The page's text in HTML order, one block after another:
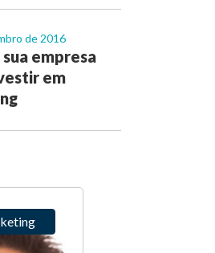
de 2016
empresa
em